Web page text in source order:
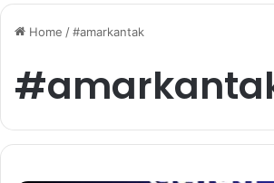
Home /#amarkantak